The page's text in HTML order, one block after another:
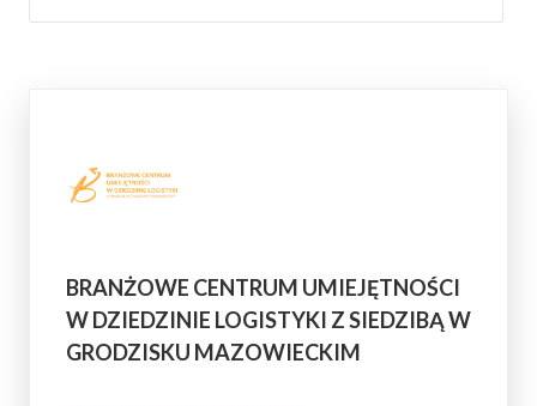
BRANŻOWE CENTRUM UMIEJĘTNOŚCI
W DZIEDZINIE LOGISTYKI Z SIEDZIBĄ W
GRODZISKU MAZOWIECKIM